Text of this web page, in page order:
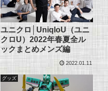
ユニクロ│UniqloU（ユニ
クロU）2022年春夏全ル
ックまとめメンズ編
2022.01.11
グッズ